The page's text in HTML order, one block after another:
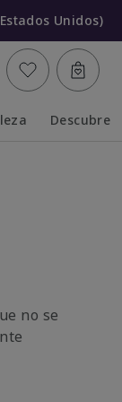
Unidos)
Descubre
no se